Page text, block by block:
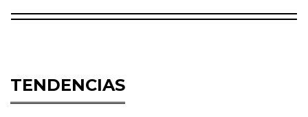
TENDENCIAS